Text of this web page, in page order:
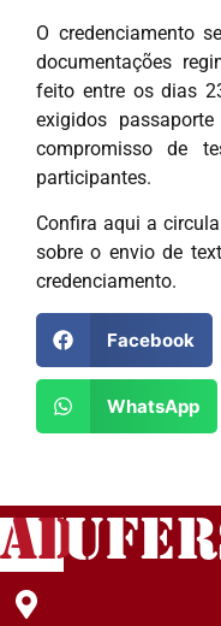
O credenciamento
documentações
feito entre os dias
exigidos
compromisso de
participantes.
Confira aqui a
sobre o envio de
credenciamento.
Facebook
WhatsApp
AD